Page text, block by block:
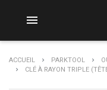

ACCUEIL PARKTOOL
CLÉ À RAYON TRIPLE